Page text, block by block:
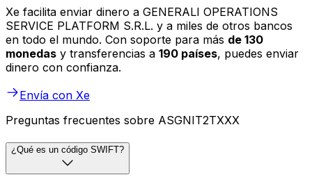
Xe facilita enviar dinero a GENERALI OPERATIONS
SERVICE PLATFORM S.R.L. y a miles de otros bancos
en todo el mundo. Con soporte para más de 130
monedas y transferencias a 190 países, puedes enviar
dinero con confianza.
Envía con Xe
Preguntas frecuentes sobre ASGNIT2TXXX
¿Qué es un código SWIFT?